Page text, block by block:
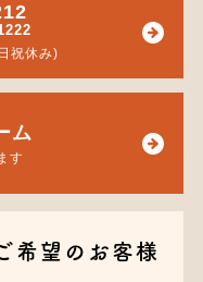
祝休み)
ム
す
希望のお客様